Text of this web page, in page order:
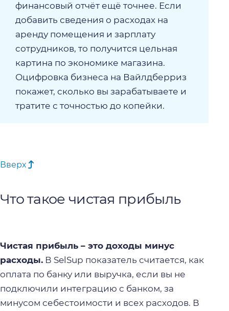
финансовый отчёт ещё точнее. Если
добавить сведения о расходах на
аренду помещения и зарплату
сотрудников, то получится цельная
картина по экономике магазина.
Оцифровка бизнеса на Вайлдберриз
покажет, сколько вы зарабатываете и
тратите с точностью до копейки.
Вверх
Что такое чистая прибыль
Чистая прибыль – это доходы минус
расходы. В SelSup показатель считается, как
оплата по банку или выручка, если вы не
подключили интеграцию с банком, за
минусом себестоимости и всех расходов. В